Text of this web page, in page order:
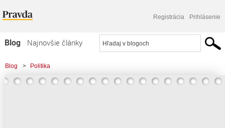
Registrácia Prihlásenie
Blog
Najnovšie články
Najčítanejšie články
Najkomentovanejšie články
Blog > Politika